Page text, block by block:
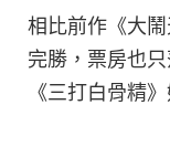
相比前作《大
完勝，票房也
《三打白骨精